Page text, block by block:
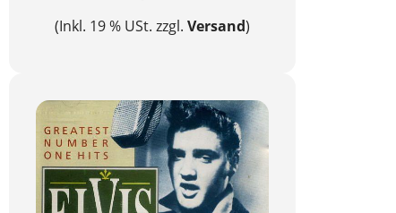
(Inkl. 19 % USt. zzgl. Versand)